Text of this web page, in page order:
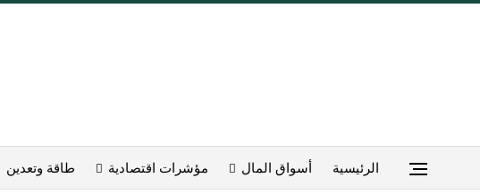
الرئيسية أسواق المال مؤشرات اقتصادية طاقة وتعدين